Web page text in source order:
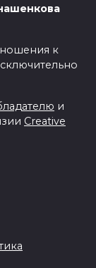
к
и
Creative